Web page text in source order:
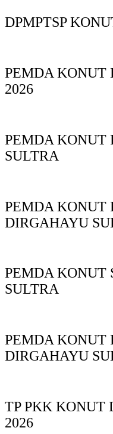
DPMPTSP
PEMDA KONUT
2026
PEMDA KONUT
SULTRA
PEMDA KONUT
DIRGAHAYU
PEMDA KONUT
SULTRA
PEMDA KONUT
DIRGAHAYU
TP PKK KONUT
2026